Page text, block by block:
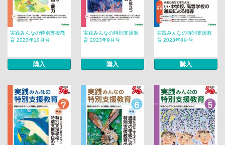
実践みんなの特別支援教
育 2023年10月号
購入
実践みんなの特別支援教
育 2023年9月号
購入
実践みんなの特別支援教
育 2023年8月号
購入